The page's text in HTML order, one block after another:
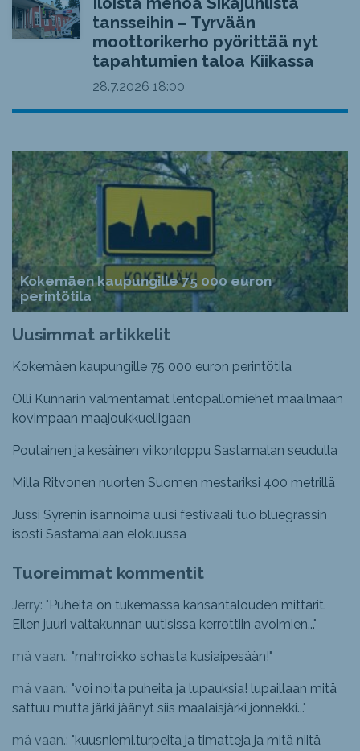
tansseihin – Tyrvään
moottorikerho pyörittää nyt
tapahtumien taloa Kiikassa
28.7.2026 18:00
Kokemäen kaupungille 75 000 euron
perintötila
Uusimmat artikkelit
Kokemäen kaupungille 75 000 euron perintötila
Olli Kunnarin valmentamat lentopallomiehet maailmaan
kovimpaan maajoukkueliigaan
Poutainen ja kesäinen viikonloppu Sastamalan seudulla
Milla Ritvonen nuorten Suomen mestariksi 400 metrillä
Jussi Syrenin isännöimä uusi festivaali tuo bluegrassin
isosti Sastamalaan elokuussa
Tuoreimmat kommentit
Jerry: " Puheita on tukemassa kansantalouden mittarit.
Eilen juuri valtakunnan uutisissa kerrottiin avoimien..."
mä vaan.: "mahroikko sohasta kusiaipesään!"
mä vaan.: "voi noita puheita ja lupauksia! lupaillaan mitä
sattuu mutta järki jäänyt siis maalaisjärki jonnekki..."
mä vaan.: "kuusniemi.turpeita ja timatteja ja mitä niitä